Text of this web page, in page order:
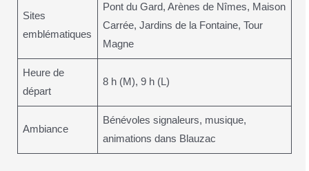
Sites
emblématiques
Pont du Gard, Arènes de Nîmes, Maison
Carrée, Jardins de la Fontaine, Tour
Magne
Heure de
départ
8 h (M), 9 h (L)
Ambiance
Bénévoles signaleurs, musique,
animations dans Blauzac